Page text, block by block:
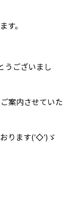
す。
うございまし
案内させていた
ります(‘◇’)ゞ